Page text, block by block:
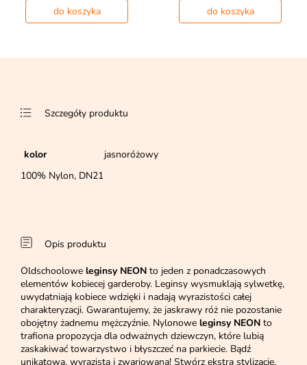
do koszyka do koszyka
Szczegóły produktu
kolor
jasnoróżowy
100% Nylon, DN21
Opis produktu
Oldschoolowe leginsy NEON to jeden z ponadczasowych
elementów kobiecej garderoby. Leginsy wysmuklają sylwetkę,
uwydatniają kobiece wdzięki i nadają wyrazistości całej
charakteryzacji. Gwarantujemy, że jaskrawy róż nie pozostanie
obojętny żadnemu mężczyźnie. Nylonowe leginsy NEON to
trafiona propozycja dla odważnych dziewczyn, które lubią
zaskakiwać towarzystwo i błyszczeć na parkiecie. Bądź
unikatowa, wyrazista i zwariowana! Stwórz ekstra stylizację,